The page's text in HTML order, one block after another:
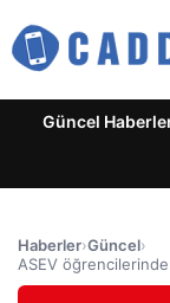
Güncel
Haberler›Güncel›
ASEV